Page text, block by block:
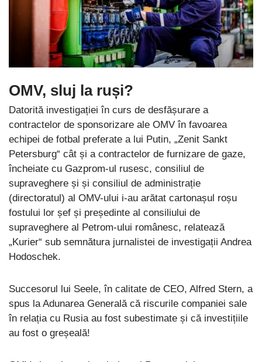
OMV, sluj la ruși?
Datorită investigației în curs de desfășurare a
contractelor de sponsorizare ale OMV în favoarea
echipei de fotbal preferate a lui Putin, „Zenit Sankt
Petersburg“ cât și a contractelor de furnizare de gaze,
încheiate cu Gazprom-ul rusesc, consiliul de
supraveghere și și consiliul de administrație
(directoratul) al OMV-ului i-au arătat cartonașul roșu
fostului lor șef și președinte al consiliului de
supraveghere al Petrom-ului românesc, relatează
„Kurier“ sub semnătura jurnalistei de investigații Andrea
Hodoschek.
Succesorul lui Seele, în calitate de CEO, Alfred Stern, a
spus la Adunarea Generală că riscurile companiei sale
în relația cu Rusia au fost subestimate și că investițiile
au fost o greșeală!